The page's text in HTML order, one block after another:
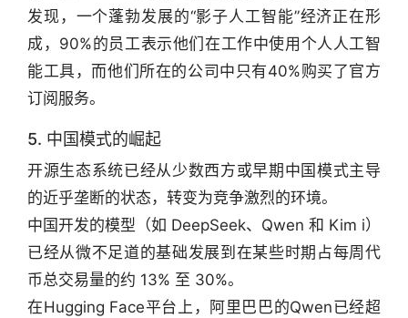
发现，一个蓬勃发展的“影子人工智能”经济正在形
成，90%的员工表示他们在工作中使用个人人工智
能工具，而他们所在的公司中只有40%购买了官方
订阅服务。
5. 中国模式的崛起
开源生态系统已经从少数西方或早期中国模式主导
的近乎垄断的状态，转变为竞争激烈的环境。
中国开发的模型（如 DeepSeek、Qwen 和 Kim i）
已经从微不足道的基础发展到在某些时期占每周代
币总交易量的约 13% 至 30%。
在Hugging Face平台上，阿里巴巴的Qwen已经超